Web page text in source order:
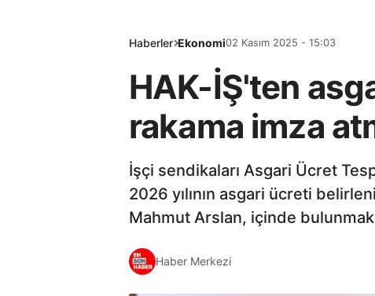
Haberler Ekonomi02 Kasım 2025 - 15:03
HAK-İŞ'ten
rakama imza
İşçi sendikaları Asgari Ücret
2026 yılının asgari ücreti
Mahmut Arslan, içinde bulunmak
Haber Merkezi